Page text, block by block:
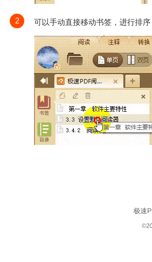
2 可以手动直接移动书签，进行排序
极速